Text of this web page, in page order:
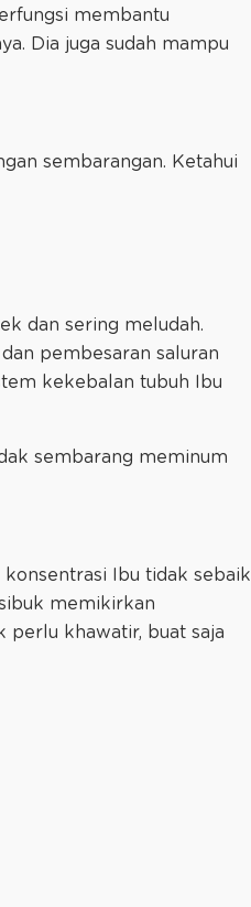
membantu
Dia juga sudah mampu
sembarangan. Ketahui
dan sering meludah.
pembesaran saluran
kekebalan tubuh Ibu
sembarang meminum
Ibu tidak sebaik
memikirkan
perlu khawatir, buat saja